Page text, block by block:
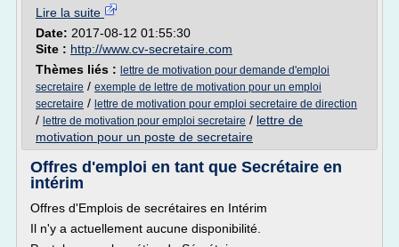
Lire la suite
Date: 2017-08-12 01:55:30
Site : http://www.cv-secretaire.com
Thèmes liés : lettre de motivation pour demande d'emploi
secretaire / exemple de lettre de motivation pour un emploi
secretaire / lettre de motivation pour emploi secretaire de direction
/ lettre de motivation pour emploi secretaire / lettre de
motivation pour un poste de secretaire
Offres d'emploi en tant que Secrétaire en
intérim
Offres d'Emplois de secrétaires en Intérim
Il n'y a actuellement aucune disponibilité.